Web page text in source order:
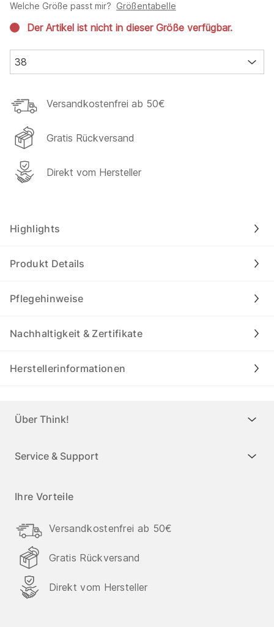
Welche Größe passt mir? Größentabelle
Der Artikel ist nicht in dieser Größe verfügbar.
38
Versandkostenfrei ab 50€
Gratis Rückversand
Direkt vom Hersteller
Highlights
Produkt Details
Pflegehinweise
Nachhaltigkeit & Zertifikate
Herstellerinformationen
Über Think!
Service & Support
Ihre Vorteile
Versandkostenfrei ab 50€
Gratis Rückversand
Direkt vom Hersteller